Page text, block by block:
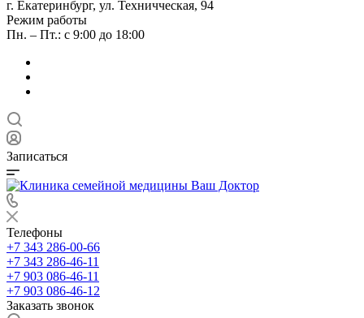
г. Екатеринбург, ул. Техничческая, 94
Режим работы
Пн. – Пт.: с 9:00 до 18:00
Записаться
Телефоны
+7 343 286-00-66
+7 343 286-46-11
+7 903 086-46-11
+7 903 086-46-12
Заказать звонок